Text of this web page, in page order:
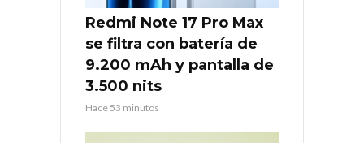
Redmi Note 17 Pro Max
se filtra con batería de
9.200 mAh y pantalla de
3.500 nits
Hace 53 minutos